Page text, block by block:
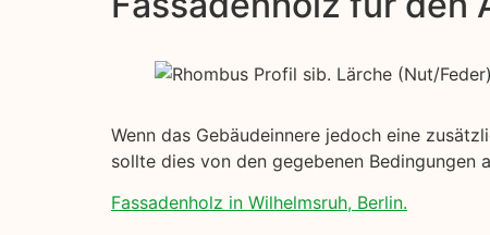
Wenn das Gebäudeinnere jedoch eine
sollte dies von den gegebenen Bedingungen
Fassadenholz in Wilhelmsruh, Berlin.